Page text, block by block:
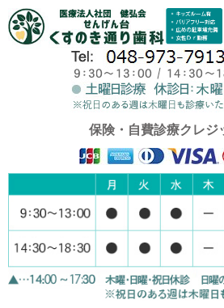
保険・自費診療クレジ